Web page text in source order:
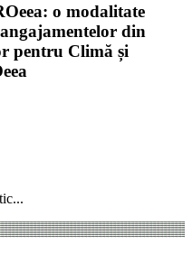
o modalitate
din
pentru Climă și